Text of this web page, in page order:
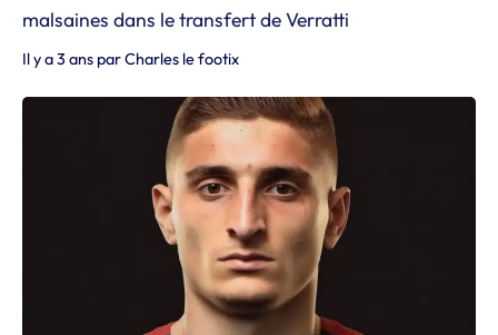
malsaines dans le transfert de Verratti
Il y a 3 ans parCharles le footix